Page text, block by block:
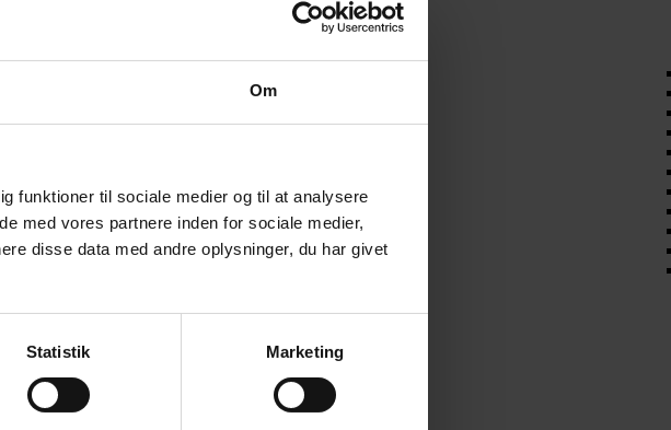
Om
funktioner til sociale medier og til at analysere
med vores partnere inden for sociale medier,
disse data med andre oplysninger, du har givet
Statistik Marketing